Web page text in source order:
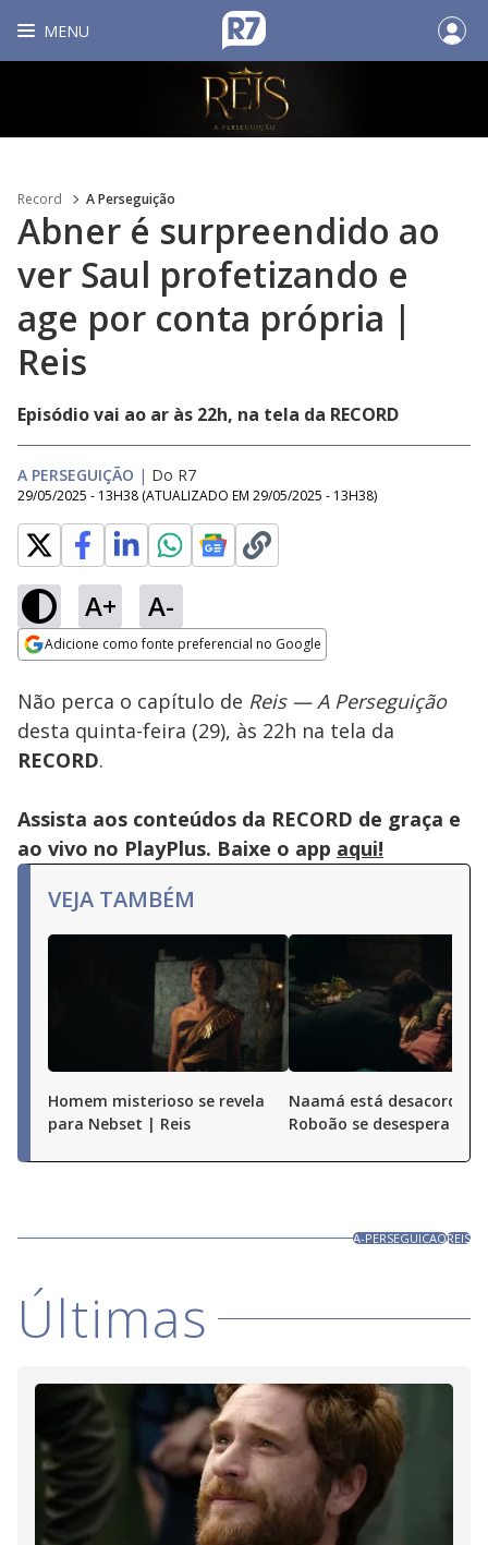
MENU
Record A Perseguição
Abner é surpreendido ao
ver Saul profetizando e
age por conta própria |
Reis
Episódio vai ao ar às 22h, na tela da RECORD
A PERSEGUIÇÃO | Do R7
29/05/2025 - 13H38 (ATUALIZADO EM 29/05/2025 - 13H38)
A+ A-
Adicione como fonte preferencial no Google
Ativar
100.00%
Não perca o capítulo de Reis — A Perseguição
desta quinta-feira (29), às 22h na tela da
RECORD.
Assista aos conteúdos da RECORD de graça e
ao vivo no PlayPlus. Baixe o app aqui!
VEJA TAMBÉM
Homem misterioso se revela
para Nebset | Reis
Naamá está
Roboão se desespera |
A-PERSEGUICAOREIS
Últimas